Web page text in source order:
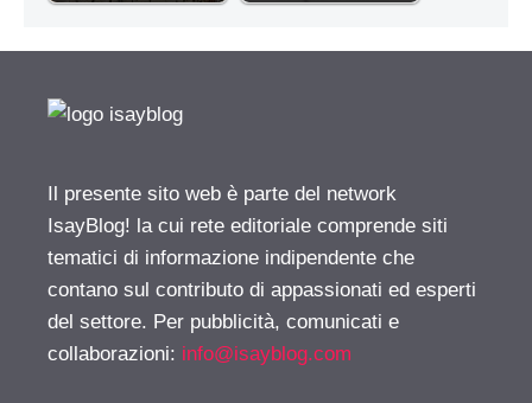
Il presente sito web è parte del network
IsayBlog! la cui rete editoriale comprende siti
tematici di informazione indipendente che
contano sul contributo di appassionati ed esperti
del settore. Per pubblicità, comunicati e
collaborazioni: info@isayblog.com